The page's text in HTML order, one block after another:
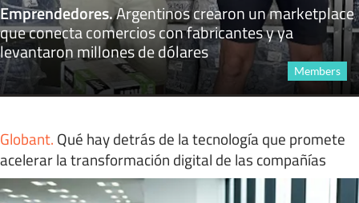
Emprendedores.Argentinos crearon un marketplace
que conecta comercios con fabricantes y ya
levantaron millones de dólares
Members
Globant. Qué hay detrás de la tecnología que promete
acelerar la transformación digital de las compañías